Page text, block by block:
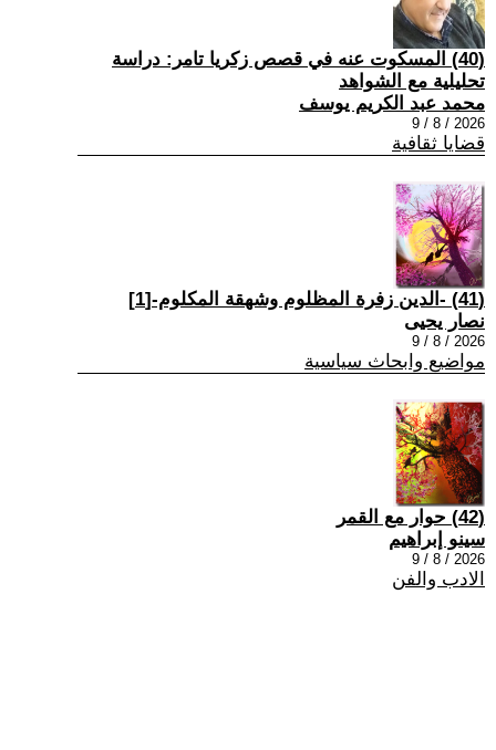
(40) المسكوت عنه في قصص زكريا تامر: دراسة
تحليلية مع الشواهد
محمد عبد الكريم يوسف
2026 / 8 / 9
قضايا ثقافية
(41) -الدين زفرة المظلوم وشهقة المكلوم-[1]
نصار يحيى
2026 / 8 / 9
مواضيع وابحاث سياسية
(42) حوار مع القمر
سينو إبراهيم
2026 / 8 / 9
الادب والفن